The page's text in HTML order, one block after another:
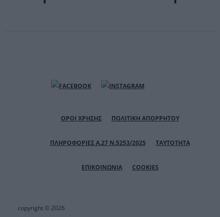
ΟΡΟΙ ΧΡΗΣΗΣ ΠΟΛΙΤΙΚΗ ΑΠΟΡΡΗΤΟΥ
ΠΛΗΡΟΦΟΡΙΕΣ Α.27 Ν.5253/2025 ΤΑΥΤΟΤΗΤΑ
ΕΠΙΚΟΙΝΩΝΙΑ COOKIES
copyright © 2026